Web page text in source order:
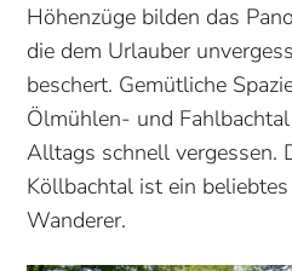
Höhenzüge bilden das
die dem Urlauber
beschert. Gemütliche
Ölmühlen- und
Alltags schnell vergessen.
Köllbachtal ist ein
Wanderer.